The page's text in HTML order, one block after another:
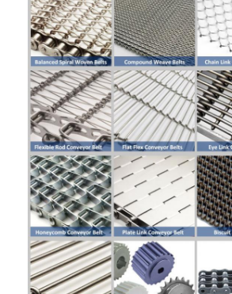
Bande transporteuse en nid d'abeille
Plat de chaîne de convoyeur
Mesh Belt photovoltaïque solaire
Chaîne Mesh Belt
Ceinture en spirale de congélateur
Oven Conveyor Belt